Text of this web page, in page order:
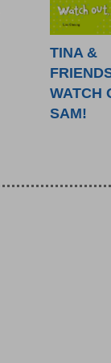
TINA &
WATCH
SAM!